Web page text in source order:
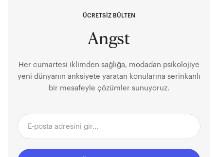
edebilirsiniz.ÜCRETSİZ BÜLTEN
Angst
Her cumartesi iklimden sağlığa, modadan psikolojiye
yeni dünyanın anksiyete yaratan konularına serinkanlı
bir mesafeyle çözümler sunuyoruz.